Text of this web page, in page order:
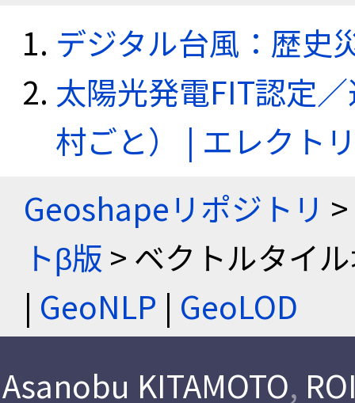
デジタル台風：歴史
太陽光発電FIT認定
村ごと） | エレクト
Geoshapeリポジトリ >
トβ版 > ベクトルタイ
| GeoNLP | GeoLOD
Asanobu KITAMOTO,